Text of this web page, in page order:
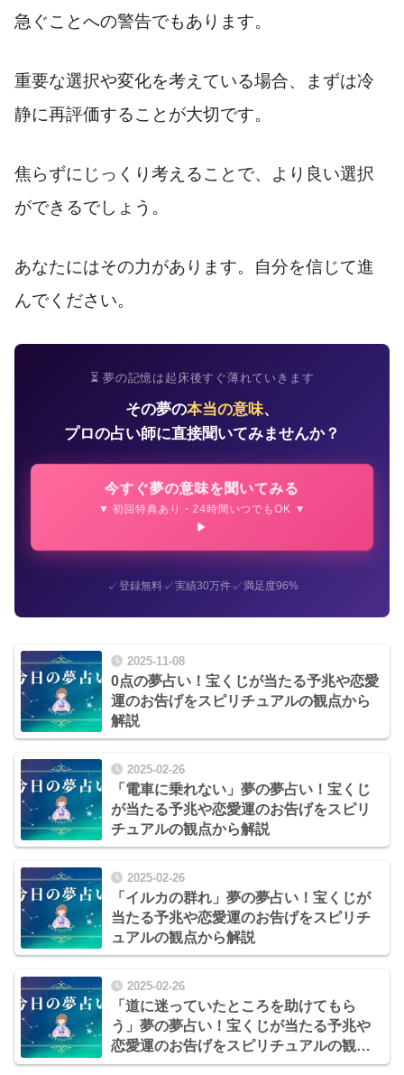
急ぐことへの警告でもあります。
重要な選択や変化を考えている場合、まずは冷
静に再評価することが大切です。
焦らずにじっくり考えることで、より良い選択
ができるでしょう。
あなたにはその力があります。自分を信じて進
んでください。
⏳ 夢の記憶は起床後すぐ薄れていきます
その夢の本当の意味、
プロの占い師に直接聞いてみませんか？
今すぐ夢の意味を聞いてみる
▼ 初回特典あり・24時間いつでもOK ▼
✓登録無料✓実績30万件✓満足度96%
2025-11-08
0点の夢占い！宝くじが当たる予兆や恋愛
運のお告げをスピリチュアルの観点から
解説
2025-02-26
「電車に乗れない」夢の夢占い！宝くじ
が当たる予兆や恋愛運のお告げをスピリ
チュアルの観点から解説
2025-02-26
「イルカの群れ」夢の夢占い！宝くじが
当たる予兆や恋愛運のお告げをスピリチ
ュアルの観点から解説
2025-02-26
「道に迷っていたところを助けてもら
う」夢の夢占い！宝くじが当たる予兆や
恋愛運のお告げをスピリチュアルの観点
から解説